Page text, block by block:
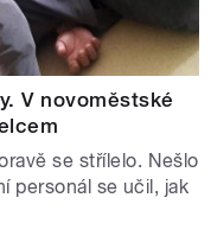
V novoměstské
se střílelo. Nešlo
personál se učil, jak